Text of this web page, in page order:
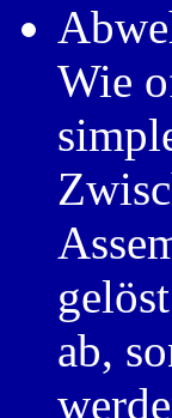
Wie
ab,